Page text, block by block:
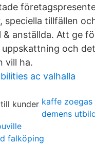
speciella tillfällen
& anställda. Att ge
uppskattning och
vill ha.
ac valhalla
kaffe zoegas
demens
falköping